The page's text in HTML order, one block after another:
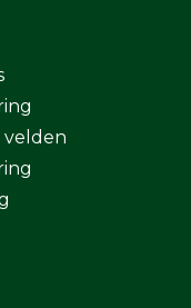
velden